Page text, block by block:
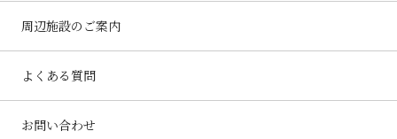
周辺施設のご案内
よくある質問
お問い合わせ